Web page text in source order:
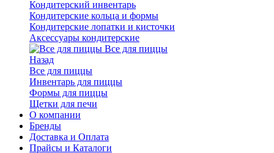
Кондитерский инвентарь
Кондитерские кольца и формы
Кондитерские лопатки и кисточки
Аксессуары кондитерские
Все для пиццы
Назад
Все для пиццы
Инвентарь для пиццы
Формы для пиццы
Щетки для печи
О компании
Бренды
Доставка и Оплата
Прайсы и Каталоги